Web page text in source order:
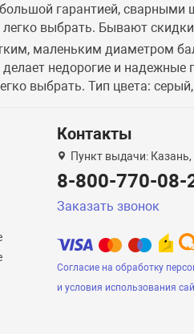
гарантией,
выбрать. Бывают
маленьким диаметром
недорогие и
выбрать. Тип цвета:
Контакты
Пункт выдачи:
8-800-770-08-
Заказать звонок
Согласие на обработку
и условия использования